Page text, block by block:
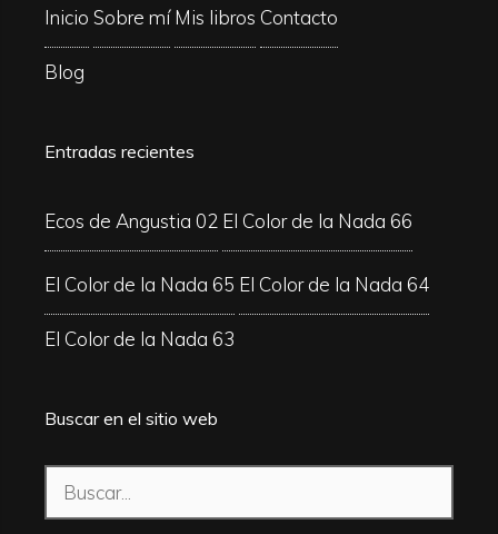
Inicio Sobre mí Mis libros Contacto
Blog
Entradas recientes
Ecos de Angustia 02 El Color de la Nada 66
El Color de la Nada 65 El Color de la Nada 64
El Color de la Nada 63
Buscar en el sitio web
Buscar: